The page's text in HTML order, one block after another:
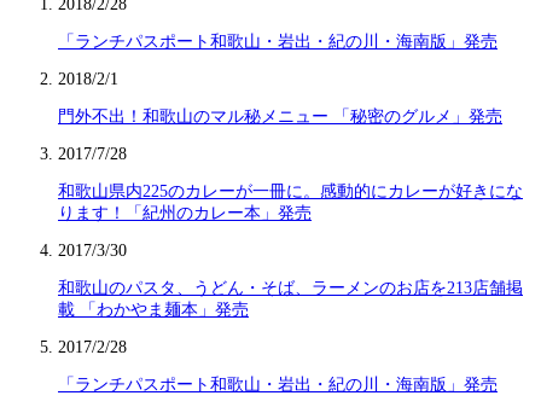
2018/2/28
「ランチパスポート和歌山・岩出・紀の川・海南版」発売
2018/2/1
門外不出！和歌山のマル秘メニュー 「秘密のグルメ」発売
2017/7/28
和歌山県内225のカレーが一冊に。感動的にカレーが好きにな
ります！「紀州のカレー本」発売
2017/3/30
和歌山のパスタ、うどん・そば、ラーメンのお店を213店舗掲
載 「わかやま麺本」発売
2017/2/28
「ランチパスポート和歌山・岩出・紀の川・海南版」発売